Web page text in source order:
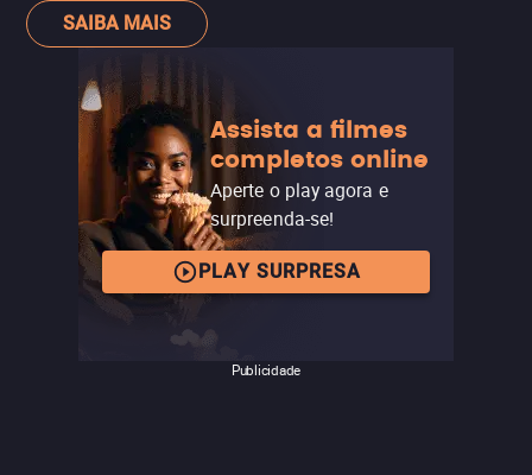
desmoronar por uma falsa acusação de abuso infantil. O
filme é uma brutal análise da histeria coletiva e da
vítima que se recusa a se curvar... até que não pode
SAIBA MAIS
Assista a filmes
completos online
Aperte o play agora e
surpreenda-se!
PLAY SURPRESA
Publicidade